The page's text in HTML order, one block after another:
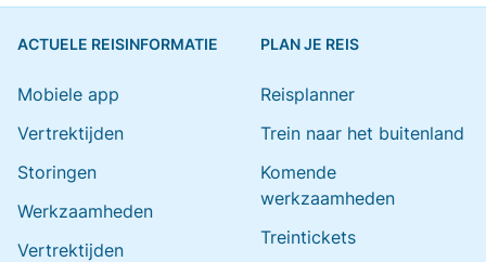
ACTUELE REISINFORMATIE
Mobiele app
Vertrektijden
Storingen
Werkzaamheden
Vertrektijden
PLAN JE REIS
Reisplanner
Trein naar het buitenland
Komende
werkzaamheden
Treintickets